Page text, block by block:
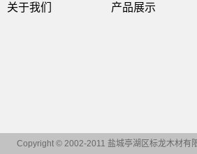
关于我们 产品展示
Copyright © 2002-2011 盐城亭湖区标龙木材有